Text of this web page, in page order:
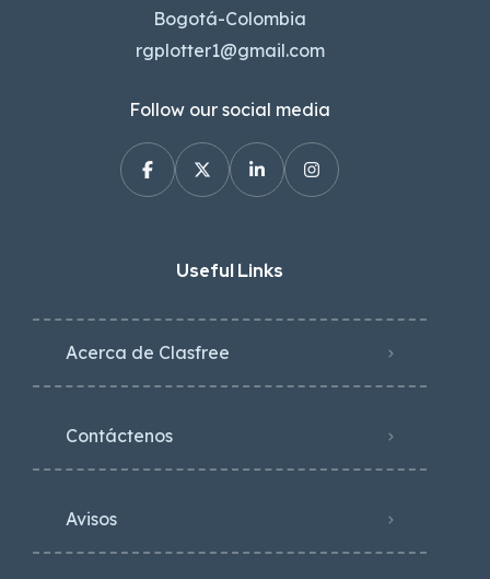
Bogotá-Colombia
rgplotter1@gmail.com
Follow our social media
Useful Links
Acerca de Clasfree
Contáctenos
Avisos